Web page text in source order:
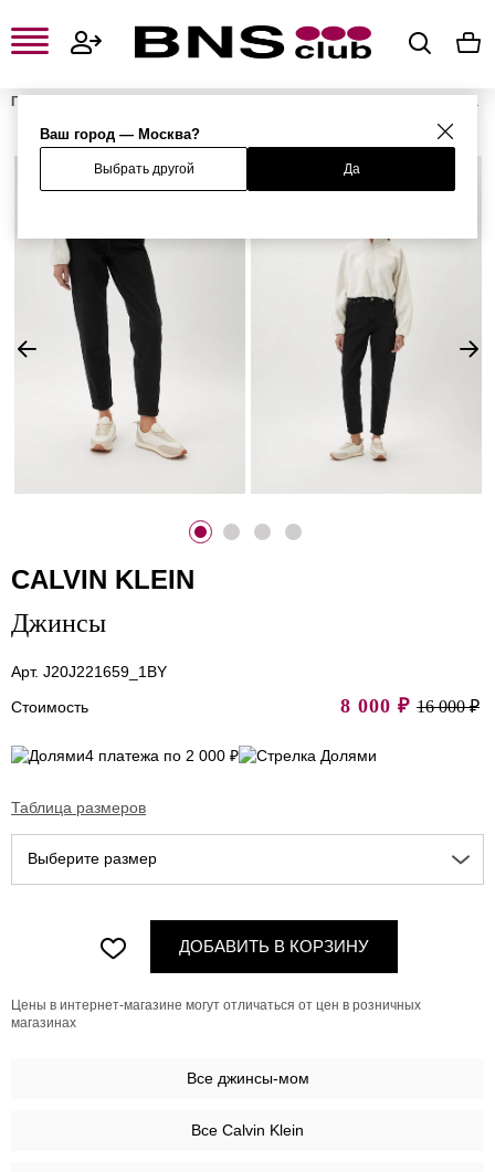
Ваш город — Москва?
Выбрать другой Да
Главная
Женская одежда
%
CALVIN KLEIN
Джинсы
Арт. J20J221659_1BY
Стоимость
8 000 ₽ 16 000 ₽
4 платежа по 2 000 ₽
Таблица размеров
Выберите размер
ДОБАВИТЬ В КОРЗИНУ
Цены в интернет-магазине могут отличаться от цен в розничных
магазинах
Все джинсы-мом
Все Calvin Klein